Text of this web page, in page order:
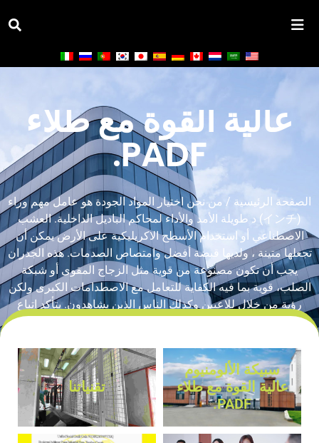
سبيكة الألومنيوم
عالية القوة مع طلاء
PADF.
الصفحة الرئيسية / من نحن اختيار المواد الجودة هو عامل مهم وراء
(インチ) د طويلة الأمد والأداء لمحاكم الباديل الداخلية. العشب
الاصطناعي أو استخدام الأسطح الاكريليكية على الأرض يمكن أن
تجعلها متينة ، ولديها قبضة أفضل وامتصاص الصدمات. هذه الجدران
يجب أن تكون مصنوعة من قوية مثل الزجاج المقوى أو شبكة
الصلب، قوية بما فيه الكفاية للتعامل مع الاصطدامات الكبرى ولكن
رؤية من خلال للاعبين وكذلك الناس الذين يشاهدون. يتأكد اتباع
معايير الجودة هذه من أن المنشأة آمنة وعملية وجميلة المظهر.
سبيكة الألومنيوم
عالية القوة مع طلاء
PADF.
تقنياتنا